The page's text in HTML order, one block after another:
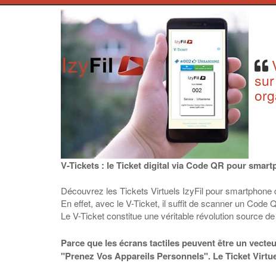
V-Tickets : le Ticket digital via Code QR pour
Découvrez les Tickets Virtuels IzyFil pour
En effet, avec le V-Ticket, il suffit de scanner un
Le V-Ticket constitue une véritable révolution source
Parce que les écrans tactiles peuvent être un
"Prenez Vos Appareils Personnels". Le Ticket